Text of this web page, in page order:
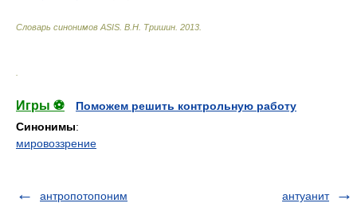
Словарь синонимов ASIS. В.Н. Тришин 2013
Игры ⚽
Поможем решить контрольную работу
Синонимы:
мировоззрение
антропотопоним антуанит